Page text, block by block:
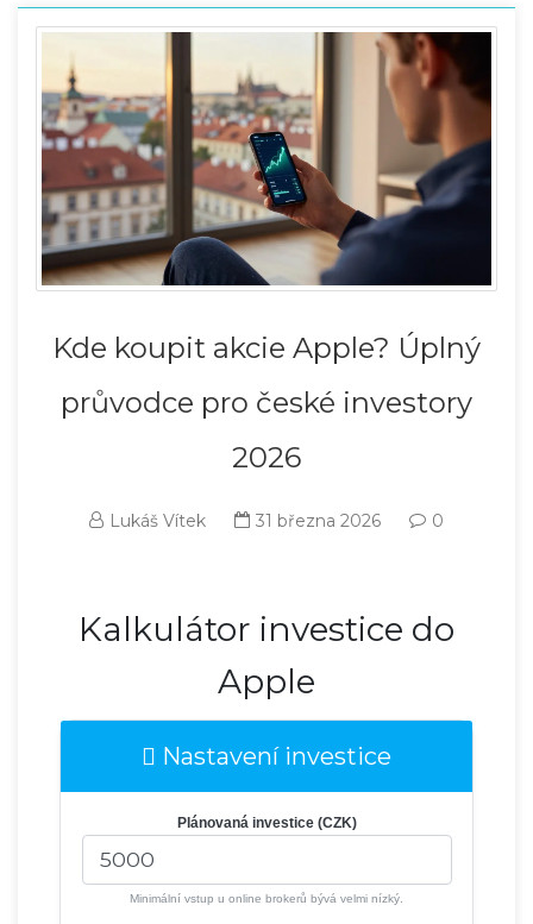
Kde koupit akcie Apple? Úplný
průvodce pro české investory
2026
Lukáš Vítek 31 března 2026 0
Kalkulátor investice do
Apple
Nastavení investice
Plánovaná investice (CZK)
Minimální vstup u online brokerů bývá velmi nízký.